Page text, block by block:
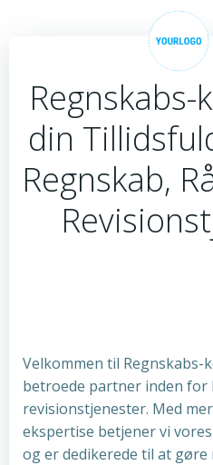
til
din
Regnskab,
Velkommen til Regnskabs-
betroede partner inden
revisionstjenester. Med
ekspertise betjener vi
og er dedikerede til at